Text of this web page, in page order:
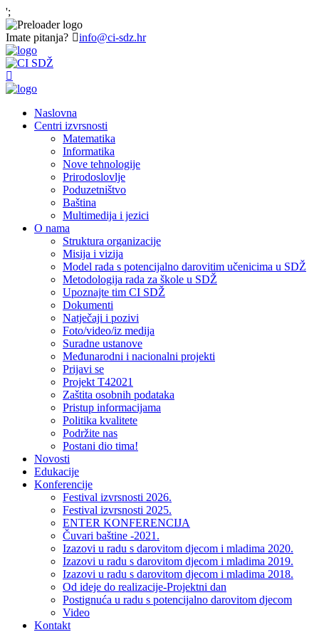
';
Imate pitanja? info@ci-sdz.hr
Naslovna
Centri izvrsnosti
Matematika
Informatika
Nove tehnologije
Prirodoslovlje
Poduzetništvo
Baština
Multimedija i jezici
O nama
Struktura organizacije
Misija i vizija
Model rada s potencijalno darovitim učenicima u SDŽ
Metodologija rada za škole u SDŽ
Upoznajte tim CI SDŽ
Dokumenti
Natječaji i pozivi
Foto/video/iz medija
Suradne ustanove
Međunarodni i nacionalni projekti
Prijavi se
Projekt T42021
Zaštita osobnih podataka
Pristup informacijama
Politika kvalitete
Podržite nas
Postani dio tima!
Novosti
Edukacije
Konferencije
Festival izvrsnosti 2026.
Festival izvrsnosti 2025.
ENTER KONFERENCIJA
Čuvari baštine -2021.
Izazovi u radu s darovitom djecom i mladima 2020.
Izazovi u radu s darovitom djecom i mladima 2019.
Izazovi u radu s darovitom djecom i mladima 2018.
Od ideje do realizacije-Projektni dan
Postignuća u radu s potencijalno darovitom djecom
Video
Kontakt